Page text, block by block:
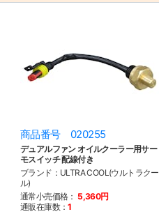
商品番号 020255
デュアルファン オイルクーラー用サー
モスイッチ 配線付き
ブランド：ULTRA COOL(ウルトラクー
ル)
通常小売価格： 5,360円
通販在庫数：1